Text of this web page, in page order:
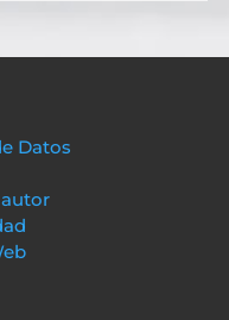
Datos